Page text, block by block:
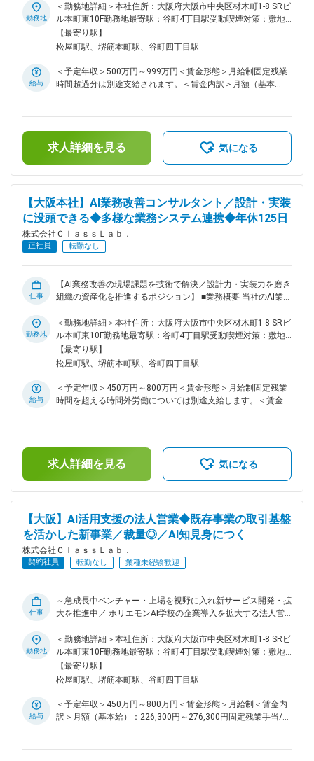
ィングの設計 ■業務詳細： エンジニアとしてのバックグラウ
ンドを活かし、当社の技術的魅力を言語化して「採用」と「組
織活性」を加速させる役割です。 【1】技術的な面白さの抽出
と発信 ・自社開発アプリ『RIRIFE（リリフ）』の開発秘話の
（Salesforceの大規模カスタマイズ、AI-OCR実装） ・テック
ブログの企画・執筆支援、SNS運用 【2】エンジニア満足度の
ビューを通じたアウトプット支援 ・現場の熱量を高め、リフ
ァラル（社員紹介）が生まれやすい土壌の構築 【3】採用ブラ
ンディングの設計 ・エンジニア採用のリード ・候補者に「こ
こで働きたい」と思わせるコンテンツの企画 ・イベント・カ
い・魅力： ・「ネタ」には困りません プロダクト開発と、現
場密着型の高度な社内DX。 2つの異なる軸で面白い挑戦が
日々起きているため、発信の材料は豊富にあります。 ・一人
目のDevRel 決まった型はありません。 あなたの手で「どう見
せるか」をゼロからデザインし、組織が変わっていく手触り感
を楽しめます。 ・採用への直結 あなたの発信が、そのまま
題に挑む企業 ・チャレンジできる環境 ・DX推進 ■企業魅力：
「RIRIFE」はライフライン契約の付加価値として展開されてお
きく、事業拡大に直接携われるフェーズです。 変更の範囲：
会社の定める業務
勤務地
＜勤務地詳細＞本社住所：大阪府大阪市中央区材木町1-8 SRビ
ル本町東10F勤務地最寄駅：谷町4丁目駅受動喫煙対策：敷地
内喫煙可能場所あり変更の範囲：無
【最寄り駅】
松屋町駅、堺筋本町駅、谷町四丁目駅
給与
＜予定年収＞500万円～999万円＜賃金形態＞月給制固定残業
時間超過分は別途支給されます。＜賃金内訳＞月額（基本
当＞有＜給与補足＞※経験・能力を考慮し、決定します。上記
予定年収は支給予定の賞与含めた金額となっております。■昇
給 年1回■賞与 年3回（3月・7月・11月／昨年度実績：2～5ヶ
する可能性があります。月給(月額)は固定手当を含めた表記で
す。
求人詳細を見る 気になる
【大阪本社】AI業務改善コンサルタント／設計・実装
に没頭できる◆多様な業務システム連携◆年休125日
株式会社ＣｌａｓｓＬａｂ．
正社員 転勤なし
仕事
【AI業務改善の現場課題を技術で解決／設計力・実装力を磨き
組織の資産化を推進するポジション】 ■業務概要 当社のAI業務
観点で設計・実装し、実践的な業務改善ソリューションを提供
する役割を担います。エンジニアやコンサルタントとは異な
り、技術と現場を繋ぐハブとして、課題の構造化・解決策設
計・プロトタイプ構築まで一貫してリードします。 ■業務詳細
析・課題リストの構造化を実施。顧客の予算・ITリテラシー・
社内運用状況など制約条件を踏まえ、最適な解決策を設計しま
（Python/FastAPI/Salesforce）への要件定義・仕様策定を行
い協業。kintoneやSalesforce、不動産基幹システムとの連携
設計も担当。導入後はソリューションパターンを標準化し、組
織資産としてナレッジ蓄積を推進します。顧客への初回同行、
通貫で担当します。 ■扱うサービス Claude Code、Copilot、
ChatGPT等のAI開発ツール、Google Apps ScriptやZapier等の
ローコード技術、業務システム（Salesforce・kintone等）と
の連携設計を推進。 ■組織構成 事業統括・事業開発リードと
計3名体制。初期6ヶ月は全設計を上席がレビューし安心して
業務推進可能。 ■業務の魅力 現場課題に自ら手を動かして応
■教育体制 設計・レビュー体制やナレッジ共有の仕組みがあ
り、着実なスキルアップが可能です。 ■就業環境 完全週休2
プロジェクトリーダー等、設計力・実装力を活かしたキャリア
形成が可能です。 ■企業の特徴/魅力 AI業務改善の新規事業
で、技術と現場両輪で価値創造できる環境です。 変更の範
囲：会社の定める業務
勤務地
＜勤務地詳細＞本社住所：大阪府大阪市中央区材木町1-8 SRビ
ル本町東10F勤務地最寄駅：谷町4丁目駅受動喫煙対策：敷地
内喫煙可能場所あり変更の範囲：無
【最寄り駅】
松屋町駅、堺筋本町駅、谷町四丁目駅
給与
＜予定年収＞450万円～800万円＜賃金形態＞月給制固定残業
時間を超える時間外労働については別途支給します。＜賃金内
無＞有＜残業手当＞有＜給与補足＞スキルや経験を考慮の上、
当社賃金規定により決定します。賃金はあくまでも目安の金額
であり、選考を通じて上下する可能性があります。月給(月額)
求人詳細を見る 気になる
【大阪】AI活用支援の法人営業◆既存事業の取引基盤
を活かした新事業／裁量◎／AI知見身につく
株式会社ＣｌａｓｓＬａｂ．
契約社員 転勤なし 業種未経験歓迎
仕事
～急成長中ベンチャー・上場を視野に入れ新サービス開発・拡
大を推進中／ ホリエモンAI学校の企業導入を拡大する法人営
して携わるため、顧客の変化を実感しながら関係を深める仕事
です。 ■採用背景 事業拡大に伴い、新規事業の法人営業を増
員します。現在は1名体制で、企業導入の拡大に向けた営業力
強化が必要な状況です。 ■業務内容 ホリエモンAI学校の受講プ
既存取引がある不動産業界(仲介会社・管理会社)を中心に、DX
推進に課題を抱える企業へアプローチします。獲得は展示会が
し、操作が定着しているか、業務効率化につながっているかを
勤務地
＜勤務地詳細＞本社住所：大阪府大阪市中央区材木町1-8 SRビ
ル本町東10F勤務地最寄駅：谷町4丁目駅受動喫煙対策：敷地
内喫煙可能場所あり変更の範囲：会社の定める事業所
【最寄り駅】
松屋町駅、堺筋本町駅、谷町四丁目駅
給与
＜予定年収＞450万円～800万円＜賃金形態＞月給制＜賃金内
訳＞月額（基本給）：226,300円～276,300円固定残業手当/